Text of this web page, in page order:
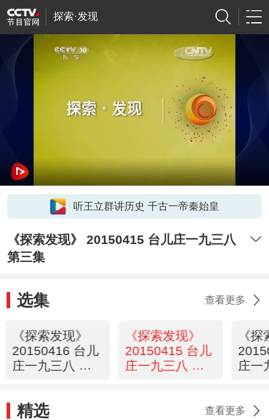
探索·发现
听王立群讲历史 千古一帝秦始皇
《探索发现》 20150415 台儿庄一九三八
第三集
选集 查看更多
《探索发现》
20150416 台儿
庄一九三八 第
《探索发现》
20150415 台儿
庄一九三八 第
《
庄一
精选 查看更多